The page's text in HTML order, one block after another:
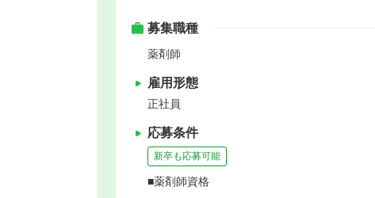
募集職種
薬剤師
雇用形態
正社員
応募条件
新卒も応募可能
■薬剤師資格